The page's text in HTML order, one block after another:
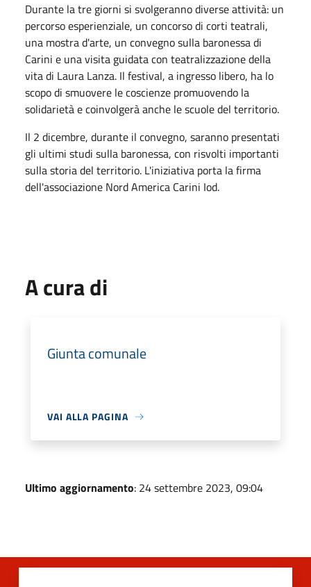
Durante la tre giorni si svolgeranno diverse attività: un
percorso esperienziale, un concorso di corti teatrali,
una mostra d'arte, un convegno sulla baronessa di
Carini e una visita guidata con teatralizzazione della
vita di Laura Lanza. Il festival, a ingresso libero, ha lo
scopo di smuovere le coscienze promuovendo la
solidarietà e coinvolgerà anche le scuole del territorio.
Il 2 dicembre, durante il convegno, saranno presentati
gli ultimi studi sulla baronessa, con risvolti importanti
sulla storia del territorio. L'iniziativa porta la firma
dell'associazione Nord America Carini Iod.
A cura di
Giunta comunale
VAI ALLA PAGINA
Ultimo aggiornamento: 24 settembre 2023, 09:04